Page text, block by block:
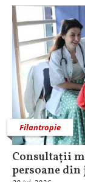
Filantropie
Consultații
persoane din